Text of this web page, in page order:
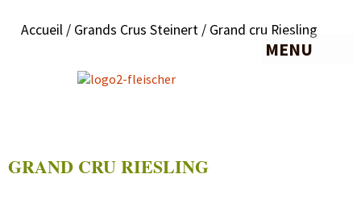
MENU
Accueil / Grands Crus Steinert / Grand cru Riesling
GRAND CRU RIESLING